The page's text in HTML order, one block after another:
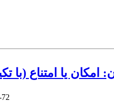
یا امتناع (با